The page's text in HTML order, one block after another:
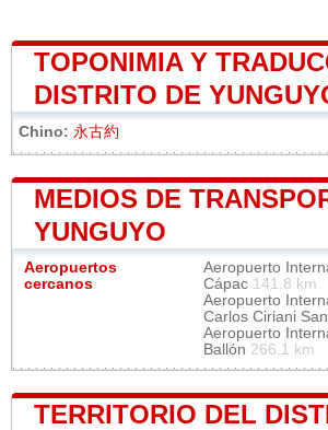
TOPONIMIA Y
DISTRITO DE
Chino: 永古約
MEDIOS DE
YUNGUYO
Aeropuertos
cercanos
Aeropuerto
Cápac 141.8 km
Aeropuerto
Carlos Ciriani
Aeropuerto
Ballón 266.1 km
TERRITORIO DEL